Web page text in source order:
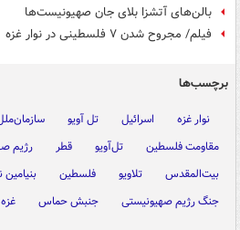
بالن‌های آتشزا بلای جان صهیونیست‌ها
فیلم/ مجروح شدن ۷ فلسطینی در نوار غزه
برچسب‌ها
نوار غزه اسرائیل تل آویو
مقاومت فلسطین
تل‌آویو قطر رژیم
بیت‌المقدس
تلاویو فلسطین
بنیامین
جنگ رژیم صهیونیستی
جنبش حماس غزه